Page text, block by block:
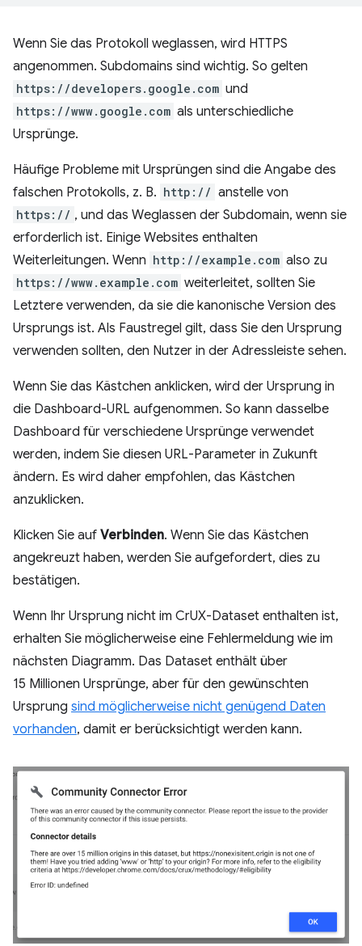
Wenn Sie das Protokoll weglassen, wird HTTPS
angenommen. Subdomains sind wichtig. So gelten
https://developers.google.com und
https://www.google.com als unterschiedliche
Ursprünge.
Häufige Probleme mit Ursprüngen sind die Angabe des
falschen Protokolls, z. B. http:// anstelle von
https:// , und das Weglassen der Subdomain, wenn sie
erforderlich ist. Einige Websites enthalten
Weiterleitungen. Wenn http://example.com also zu
https://www.example.com weiterleitet, sollten Sie
Letztere verwenden, da sie die kanonische Version des
Ursprungs ist. Als Faustregel gilt, dass Sie den Ursprung
verwenden sollten, den Nutzer in der Adressleiste sehen.
Wenn Sie das Kästchen anklicken, wird der Ursprung in
die Dashboard-URL aufgenommen. So kann dasselbe
Dashboard für verschiedene Ursprünge verwendet
werden, indem Sie diesen URL-Parameter in Zukunft
ändern. Es wird daher empfohlen, das Kästchen
anzuklicken.
Klicken Sie auf Verbinden. Wenn Sie das Kästchen
angekreuzt haben, werden Sie aufgefordert, dies zu
bestätigen.
Wenn Ihr Ursprung nicht im CrUX-Dataset enthalten ist,
erhalten Sie möglicherweise eine Fehlermeldung wie im
nächsten Diagramm. Das Dataset enthält über
15 Millionen Ursprünge, aber für den gewünschten
Ursprung sind möglicherweise nicht genügend Daten
vorhanden, damit er berücksichtigt werden kann.